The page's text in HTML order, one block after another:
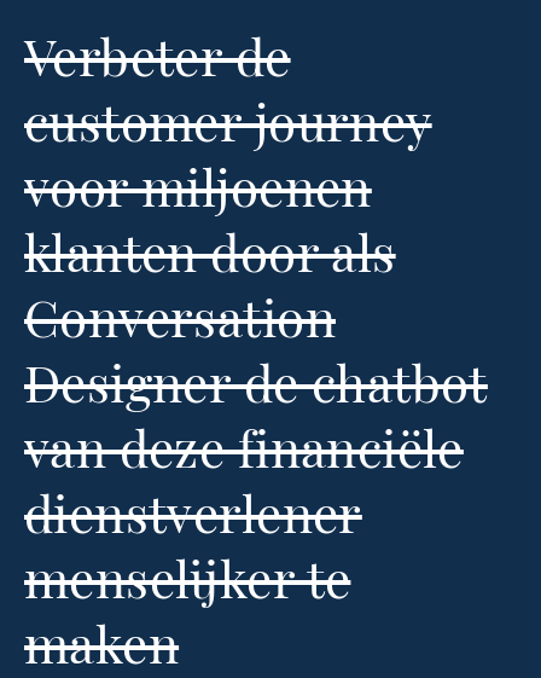
Verbeter de
customer journey
voor miljoenen
klanten door als
Conversation
Designer de chatbot
van deze financiële
dienstverlener
menselijker te
maken